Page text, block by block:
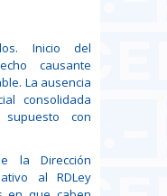
Inicio del
causante
La ausencia
consolidada
con
la Dirección
al RDLey